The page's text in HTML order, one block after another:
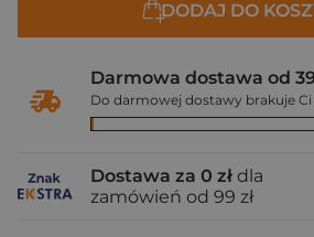
DODAJ DO
Darmowa dostawa od
Do darmowej dostawy brakuje Ci
Dostawa za 0 zł dla
zamówień od 99 zł